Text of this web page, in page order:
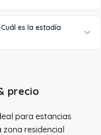
es la estadía
precio
para estancias
zona residencial